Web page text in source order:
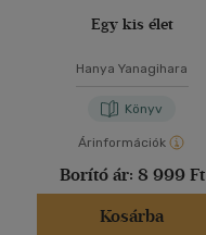
Egy kis élet
Hanya Yanagihara
Könyv
Árinformációk
Borító ár: 8 999 Ft
Kosárba